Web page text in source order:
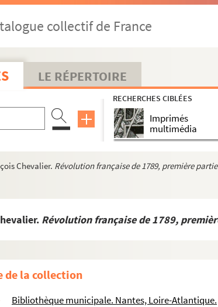
collectif de France
LE RÉPERTOIRE
RECHERCHES CIBLÉES
Imprimés
multimédia
Chevalier. Révolution française de 1789, première partie
Révolution française de 1789,
de la collection
Bibliothèque municipale. Nantes, Loire-Atlantique.